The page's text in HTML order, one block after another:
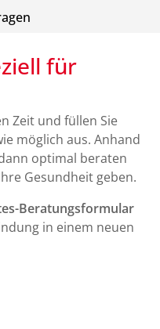
für
Zeit und füllen Sie
möglich aus. Anhand
optimal beraten
Gesundheit geben.
Beratungsformular
in einem neuen